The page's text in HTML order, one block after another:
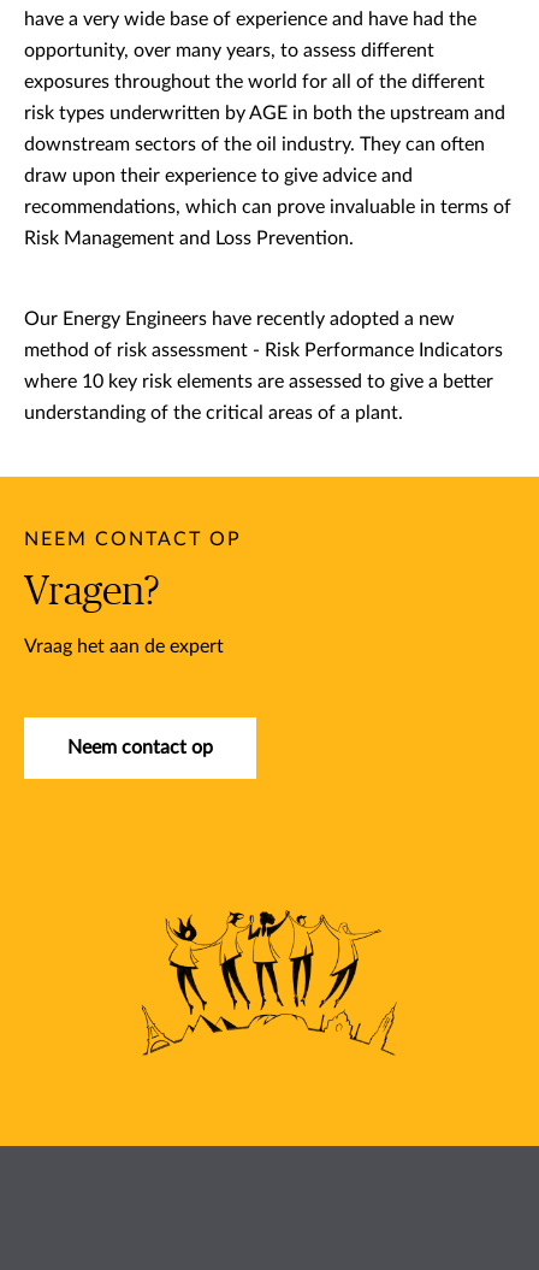
have a very wide base of experience and have had the
opportunity, over many years, to assess different
exposures throughout the world for all of the different
risk types underwritten by AGE in both the upstream and
downstream sectors of the oil industry. They can often
draw upon their experience to give advice and
recommendations, which can prove invaluable in terms of
Risk Management and Loss Prevention.
Our Energy Engineers have recently adopted a new
method of risk assessment - Risk Performance Indicators
where 10 key risk elements are assessed to give a better
understanding of the critical areas of a plant.
NEEM CONTACT OP
Vragen?
Vraag het aan de expert
Neem contact op